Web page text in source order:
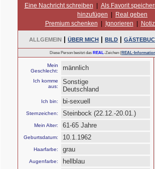
Eine Nachricht schreiben Als Favorit
hinzufügen
Real geben
Premium schenken
Ignorieren
ALLGEMEIN ÜBER MICH BILD
Diese Person besitzt das REAL-Zeichen (REAL-
Mein
Geschlecht:
männlich
Ich komme
aus:
Sonstige
Deutschland
Ich bin: bi-sexuell
Sternzeichen: Steinbock (22.12.-20.01.)
Mein Alter: 61-65 Jahre
Geburtsdatum: 10.1.1962
Haarfarbe: grau
Augenfarbe: hellblau